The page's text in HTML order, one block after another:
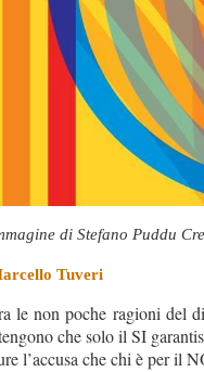
di Stefano Puddu
Tuveri
le non poche ragioni del
che solo il SI
l’accusa che chi è per il